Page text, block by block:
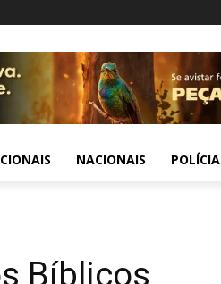
NACIONAIS POLÍCIA
Bíblicos